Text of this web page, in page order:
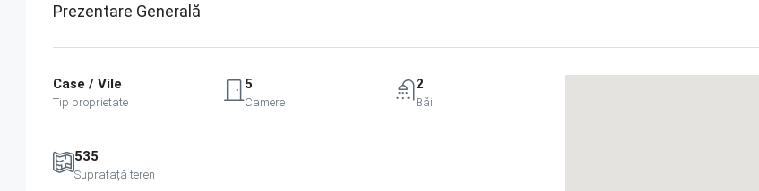
Prezentare Generală
Case / Vile
Tip proprietate
5
Camere
2
Băi
535
Suprafață teren